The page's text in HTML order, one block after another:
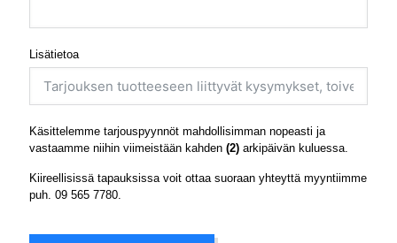
Lisätietoa
Käsittelemme tarjouspyynnöt mahdollisimman nopeasti ja
vastaamme niihin viimeistään kahden (2) arkipäivän kuluessa.
Kiireellisissä tapauksissa voit ottaa suoraan yhteyttä myyntiimme
puh. 09 565 7780